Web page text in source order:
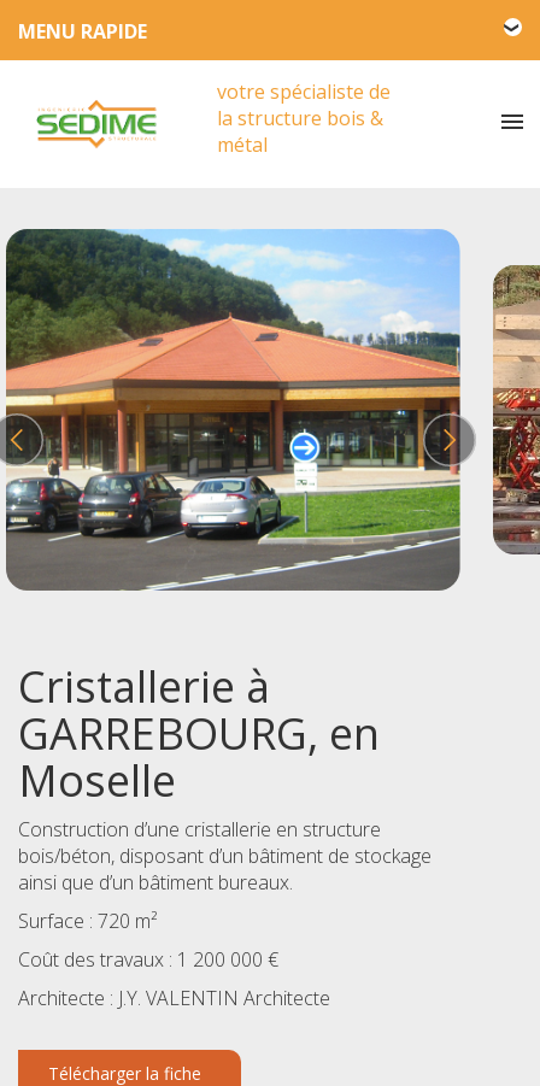
Engagement HSE
Actualités
Vidéos
votre spécialiste de
la structure bois &
métal
Cristallerie à
GARREBOURG, en
Moselle
Construction d’une cristallerie en structure
bois/béton, disposant d’un bâtiment de stockage
ainsi que d’un bâtiment bureaux.
Surface : 720 m²
Coût des travaux : 1 200 000 €
Architecte : J.Y. VALENTIN Architecte
Télécharger la fiche